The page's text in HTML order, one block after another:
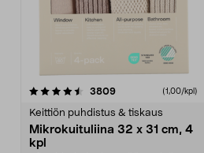
3809arvostelut (1,00/kpl)
Keittiön puhdistus & tiskaus
Mikrokuituliina 32 x 31 cm, 4
kpl
4.5viidestä